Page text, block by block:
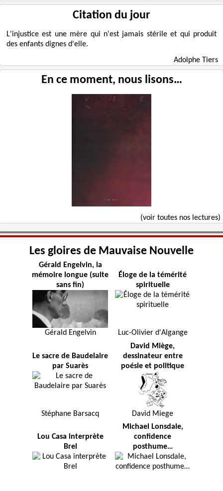
Citation du jour
L'injustice est une mère qui n'est jamais stérile et qui produit
des enfants dignes d'elle.
Adolphe Tiers
En ce moment, nous lisons…
(voir toutes nos lectures)
Les gloires de Mauvaise Nouvelle
Gérald Engelvin, la
mémoire longue (suite
sans fin)
Gérald Engelvin
Éloge de la témérité
spirituelle
Luc-Olivier d'Algange
Le sacre de Baudelaire
par Suarès
Stéphane Barsacq
David Miège,
dessinateur entre
poésie et politique
David Miege
Lou Casa interprète
Brel
Michael Lonsdale,
confidence
posthume…